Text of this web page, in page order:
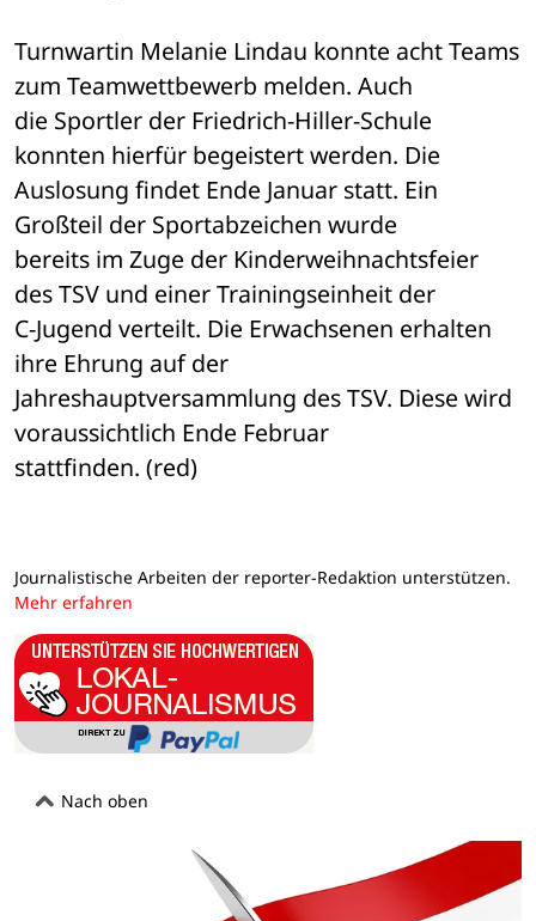
Turnwartin Melanie Lindau konnte acht Teams
zum Teamwettbewerb melden. Auch
die Sportler der Friedrich-Hiller-Schule
konnten hierfür begeistert werden. Die
Auslosung findet Ende Januar statt. Ein
Großteil der Sportabzeichen wurde
bereits im Zuge der Kinderweihnachtsfeier
des TSV und einer Trainingseinheit der
C-Jugend verteilt. Die Erwachsenen erhalten
ihre Ehrung auf der
Jahreshauptversammlung des TSV. Diese wird
voraussichtlich Ende Februar
stattfinden. (red)
Journalistische Arbeiten der reporter-Redaktion unterstützen.
Mehr erfahren
Nach oben